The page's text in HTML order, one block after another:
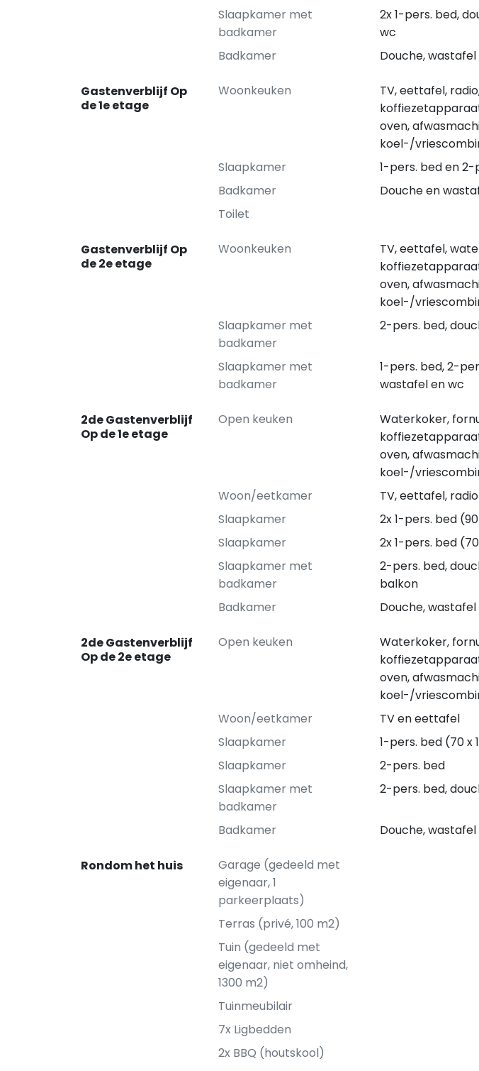
Slaapkamer met
badkamer
2x 1-pers. bed,
wc
Badkamer
Douche,
Gastenverblijf Op
de 1e etage
Woonkeuken
TV, eettafel,
oven,
koel-/
Slaapkamer
1-pers. bed en 2-
Badkamer
Douche en
Toilet
Gastenverblijf Op
de 2e etage
Woonkeuken
TV, eettafel,
oven,
koel-/
Slaapkamer met
badkamer
2-pers. bed,
Slaapkamer met
badkamer
1-pers. bed, 2-
wastafel en wc
2de Gastenverblijf
Op de 1e etage
Open keuken
Waterkoker,
oven,
koel-/
Woon/eetkamer
TV, eettafel,
Slaapkamer
2x 1-pers. bed
Slaapkamer
2x 1-pers. bed
Slaapkamer met
badkamer
2-pers. bed,
balkon
Badkamer
Douche,
2de Gastenverblijf
Op de 2e etage
Open keuken
Waterkoker,
oven,
koel-/
Woon/eetkamer
TV en eettafel
Slaapkamer
1-pers. bed (70 x
Slaapkamer
2-pers. bed
Slaapkamer met
badkamer
2-pers. bed,
Badkamer Douche,
Rondom het huis
Garage (gedeeld met
eigenaar, 1
parkeerplaats)
Terras (privé, 100 m2)
Tuin (gedeeld met
eigenaar, niet omheind,
1300 m2)
Tuinmeubilair
7x Ligbedden
2x BBQ (houtskool)